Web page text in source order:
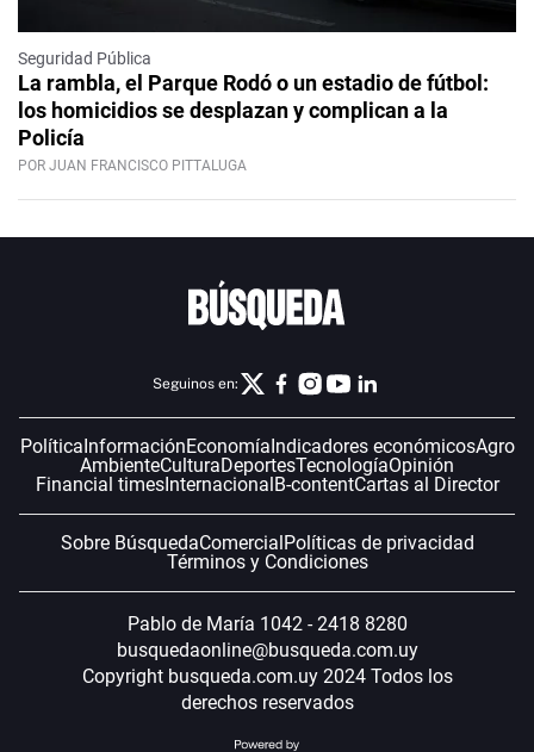
Seguridad Pública
La rambla, el Parque Rodó o un estadio de fútbol:
los homicidios se desplazan y complican a la
Policía
POR JUAN FRANCISCO PITTALUGA
Seguinos en:
PolíticaInformaciónEconomíaIndicadores económicosAgro
AmbienteCulturaDeportesTecnologíaOpinión
Financial timesInternacionalB-contentCartas al Director
Sobre BúsquedaComercialPolíticas de privacidad
Términos y Condiciones
Pablo de María 1042 - 2418 8280
busquedaonline@busqueda.com.uy
Copyright busqueda.com.uy 2024 Todos los
derechos reservados